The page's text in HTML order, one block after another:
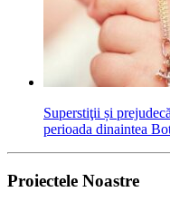
Superstiţii și
perioada dinaintea
Proiectele Noastre